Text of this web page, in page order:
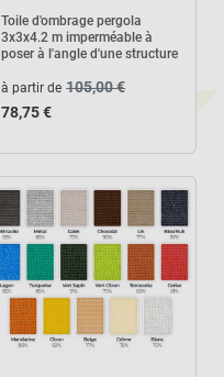
Toile d'ombrage pergola
3x3x4.2 m imperméable à
poser à l'angle d'une structure
à partir de 105,00 €
78,75 €